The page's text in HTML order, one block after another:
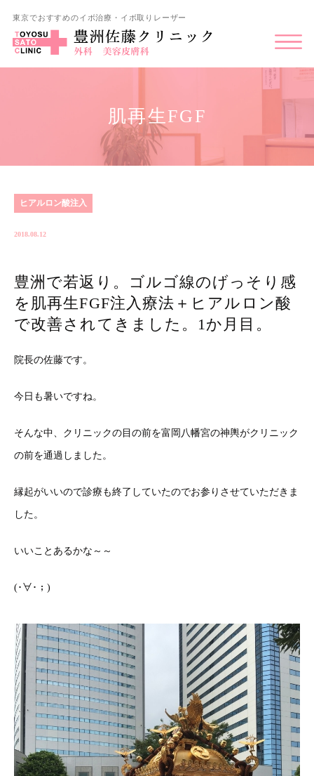
東京でおすすめのイボ治療・イボ取りレーザー
肌再生FGF
ヒアルロン酸注入
2018.08.12
豊洲で若返り。ゴルゴ線のげっそり感
を肌再生FGF注入療法＋ヒアルロン酸
で改善されてきました。1か月目。
院長の佐藤です。
今日も暑いですね。
そんな中、クリニックの目の前を富岡八幡宮の神輿がクリニック
の前を通過しました。
縁起がいいので診療も終了していたのでお参りさせていただきま
した。
いいことあるかな～～
(･∀･；)